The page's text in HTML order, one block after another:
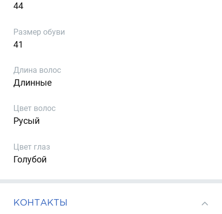
44
Размер обуви
41
Длина волос
Длинные
Цвет волос
Русый
Цвет глаз
Голубой
КОНТАКТЫ